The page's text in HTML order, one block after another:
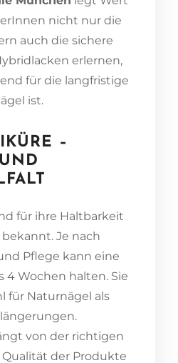
nicht nur die
auch die sichere
erlernen,
für die langfristige
ist.
–
für ihre Haltbarkeit
Je nach
Pflege kann eine
4 Wochen halten. Sie
für Naturnägel als
von der richtigen
der Produkte